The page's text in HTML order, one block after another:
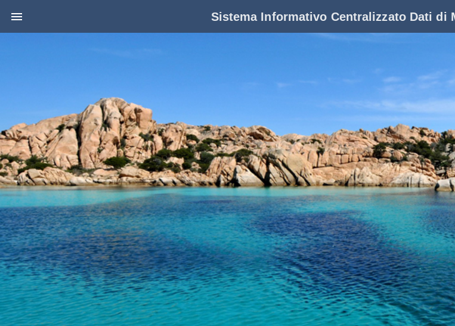
Sistema Informativo Centralizzato Dati di